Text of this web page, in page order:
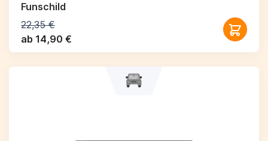
Funschild
22,35 €
ab 14,90 €